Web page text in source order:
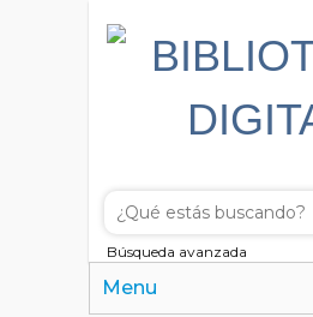
Búsqueda avanzada
Menu